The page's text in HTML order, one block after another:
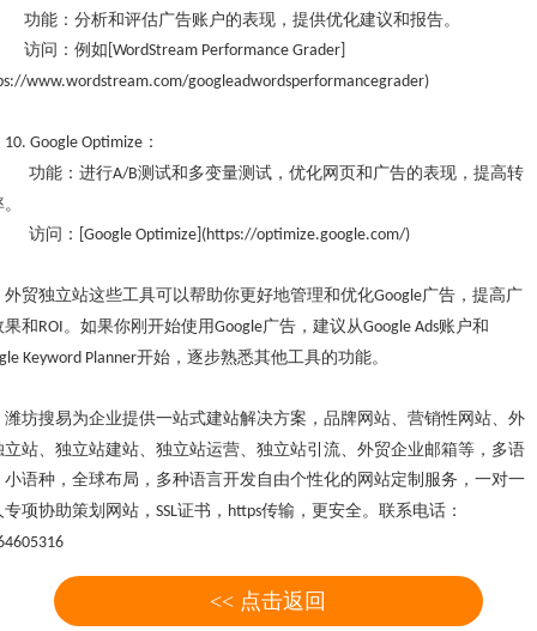
功能：分析和评估广告账户的表现，提供优化建议和报告。
访问：例如 [WordStream Performance Grader]
www.wordstream.com/googleadwordsperformancegrader)
10. Google Optimize ：
功能：进行A/B测试和多变量测试，优化网页和广告的表现，提高转
访问：
[Google Optimize](https://optimize.google.com/)
外贸独立站这些工具可以帮助你更好地管理和优化Google广告，提高广
果和 ROI 。如果你刚开始使用Google广告，建议从Google Ads账户和
Keyword Planner开始，逐步熟悉其他工具的功能。
潍坊搜易为企业提供一站式建站解决方案，品牌网站、营销性网站、外
立站 、独立站建站、独立站运营、独立站引流、外贸企业邮箱等，多语
小语种，全球布局，多种语言开发自由个性化的 网站定制服务， 一对一
专项协助策划网站， SSL证书， https传输，更安全。联系电话：
<< 点击返回